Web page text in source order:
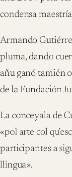
condensa
Armando
pluma, dando
añu ganó tamién
de la Fundación
La conceyala de
«pol arte col
participantes a
llingua».